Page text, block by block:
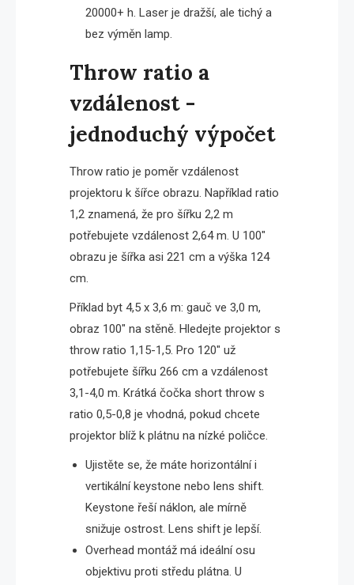
20000+ h. Laser je dražší, ale tichý a
bez výměn lamp.
Throw ratio a
vzdálenost -
jednoduchý výpočet
Throw ratio je poměr vzdálenost
projektoru k šířce obrazu. Například ratio
1,2 znamená, že pro šířku 2,2 m
potřebujete vzdálenost 2,64 m. U 100″
obrazu je šířka asi 221 cm a výška 124
cm.
Příklad byt 4,5 x 3,6 m: gauč ve 3,0 m,
obraz 100″ na stěně. Hledejte projektor s
throw ratio 1,15-1,5. Pro 120″ už
potřebujete šířku 266 cm a vzdálenost
3,1-4,0 m. Krátká čočka short throw s
ratio 0,5-0,8 je vhodná, pokud chcete
projektor blíž k plátnu na nízké poličce.
Ujistěte se, že máte horizontální i
vertikální keystone nebo lens shift.
Keystone řeší náklon, ale mírně
snižuje ostrost. Lens shift je lepší.
Overhead montáž má ideální osu
objektivu proti středu plátna. U